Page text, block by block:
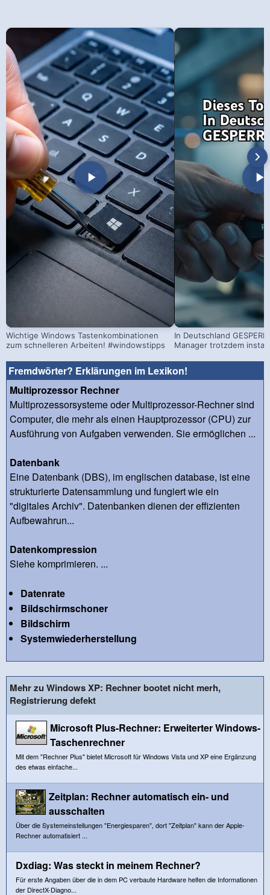
Wichtige Windows Tastenkombinationen
zum schnelleren Arbeiten! #windowstipps
In Deutschland
Manager trotzdem
Fremdwörter? Erklärungen im Lexikon!
Multiprozessor Rechner
Multiprozessorsysteme oder Multiprozessor-Rechner sind
Computer, die mehr als einen Hauptprozessor (CPU) zur
Ausführung von Aufgaben verwenden. Sie ermöglichen ...
Datenbank
Eine Datenbank (DBS), im englischen database, ist eine
strukturierte Datensammlung und fungiert wie ein
"digitales Archiv". Datenbanken dienen der effizienten
Aufbewahrun...
Datenkompression
Siehe komprimieren. ...
Datenrate
Bildschirmschoner
Bildschirm
Systemwiederherstellung
Mehr zu Windows XP: Rechner bootet nicht merh,
Registrierung defekt
Microsoft Plus-Rechner: Erweiterter Windows-
Taschenrechner
Mit dem "Rechner Plus" bietet Microsoft für Windows Vista und XP eine Ergänzung
des etwas einfache...
Zeitplan: Rechner automatisch ein- und
ausschalten
Über die Systemeinstellungen "Energiesparen", dort "Zeitplan" kann der Apple-
Rechner automatisiert ...
Dxdiag: Was steckt in meinem Rechner?
Für erste Angaben über die in dem PC verbaute Hardware helfen die Informationen
der DirectX-Diagno...